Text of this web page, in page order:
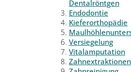
Dentalröntgen
Endodontie
Kieferorthopädie
Versiegelung
Vitalamputation
Zahnextraktionen